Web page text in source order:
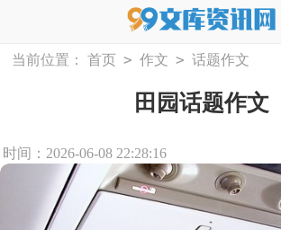
当前位置： 首页 > 作文 > 话题作文
田园话题作文
时间：2026-06-08 22:28:16